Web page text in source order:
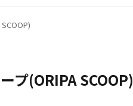
プ(ORIPA SCOOP)